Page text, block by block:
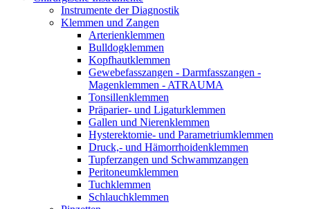
Instrumente der Diagnostik
Klemmen und Zangen
Arterienklemmen
Bulldogklemmen
Kopfhautklemmen
Gewebefasszangen - Darmfasszangen -
Magenklemmen - ATRAUMA
Tonsillenklemmen
Präparier- und Ligaturklemmen
Gallen und Nierenklemmen
Hysterektomie- und Parametriumklemmen
Druck,- und Hämorrhoidenklemmen
Tupferzangen und Schwammzangen
Peritoneumklemmen
Tuchklemmen
Schlauchklemmen